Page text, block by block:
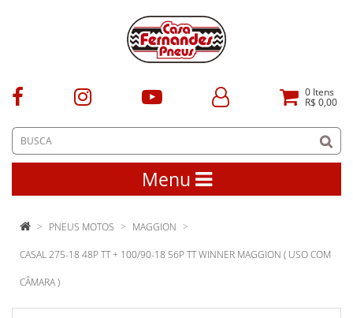
0 Itens
R$ 0,00
Menu
PNEUS MOTOS MAGGION
CASAL 275-18 48P TT + 100/90-18 56P TT WINNER MAGGION ( USO COM
CÂMARA )